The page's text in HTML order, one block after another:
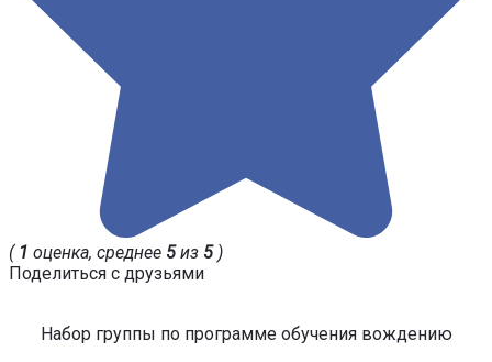
( 1 оценка, среднее 5из 5)
Поделиться с друзьями
Набор группы по программе обучения вождению